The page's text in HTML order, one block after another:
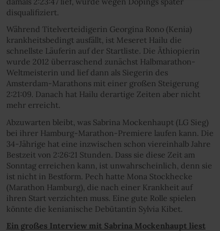
disqualifiziert.
Während Titelverteidigerin Georgina Rono (Kenia)
krankheitsbedingt ausfällt, ist Meseret Hailu die
schnellste Läuferin auf der Startliste. Die Äthiopierin
wurde 2012 überraschend zunächst Halbmarathon-
Weltmeisterin und lief dann als Siegerin des
Amsterdam-Marathons mit einer großen Steigerung
2:21:09. Danach hat Hailu derartige Zeiten aber nicht
mehr erreicht.
Abzuwarten bleibt, was Sabrina Mockenhaupt (LG Sieg)
bei ihrer Hamburg-Marathon-Premiere laufen kann. Die
34-Jährige hat eine inzwischen schon viereinhalb Jahre
Bestzeit von 2:26:21 Stunden. Dass sie diese Zeit am
Sonntag erreichen kann, ist unwahrscheinlich, denn sie
ist nicht in Bestform. Pech hatte Mona Stockhecke
(Marathon Hamburg), die nach einer Krankheit auf
ihren Start verzichten muss. Eine gute Rolle spielen
könnte die kenianische Debütantin Sylvia Kibet.
Ein großes Interview mit Sabrina Mockenhaupt liest